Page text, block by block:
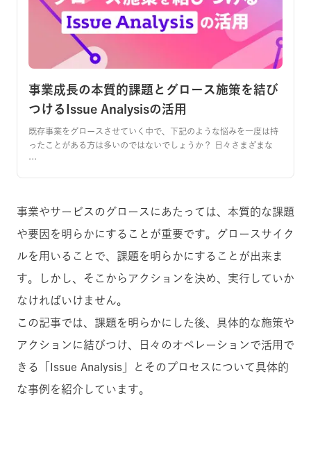
事業成長の本質的課題とグロース施策を結び
つけるIssue Analysisの活用
既存事業をグロースさせていく中で、下記のような悩みを一度は持
ったことがある方は多いのではないでしょうか？ 日々さまざまな
…
事業やサービスのグロースにあたっては、本質的な課題
や要因を明らかにすることが重要です。グロースサイク
ルを用いることで、課題を明らかにすることが出来ま
す。しかし、そこからアクションを決め、実行していか
なければいけません。
この記事では、課題を明らかにした後、具体的な施策や
アクションに結びつけ、日々のオペレーションで活用で
きる「Issue Analysis」とそのプロセスについて具体的
な事例を紹介しています。